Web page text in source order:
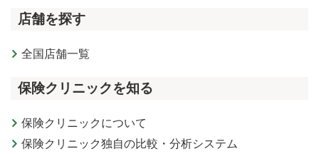
店舗を探す
全国店舗一覧
保険クリニックを知る
保険クリニックについて
保険クリニック独自の比較・分析システム